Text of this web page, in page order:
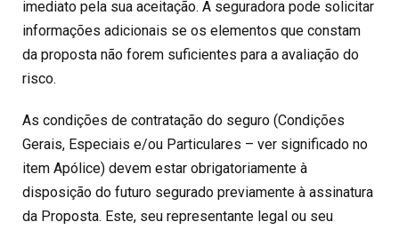
imediato pela sua aceitação. A seguradora pode solicitar
informações adicionais se os elementos que constam
da proposta não forem suficientes para a avaliação do
risco.
As condições de contratação do seguro (Condições
Gerais, Especiais e/ou Particulares – ver significado no
item Apólice) devem estar obrigatoriamente à
disposição do futuro segurado previamente à assinatura
da Proposta. Este, seu representante legal ou seu